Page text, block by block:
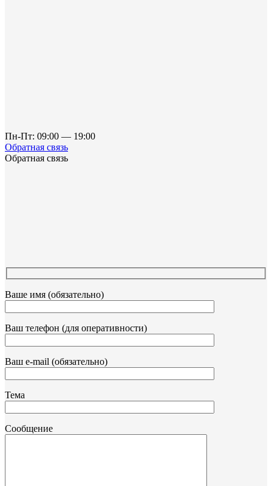
Пн-Пт: 09:00 — 19:00
Обратная связь
Обратная связь
Ваше имя (обязательно)
Ваш телефон (для оперативности)
Ваш e-mail (обязательно)
Тема
Сообщение